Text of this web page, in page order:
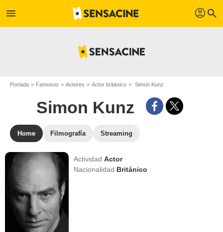
menu profil search
Portada Famosos Actores Actor británico Simon Kunz
Simon Kunz
Home Filmografía Streaming
ActividadActor
Nacionalidad Británico